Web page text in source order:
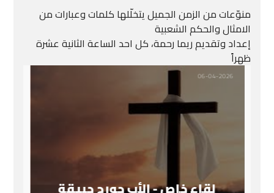
منوّعات من الزمن الجميل يتخلّلها كلمات وعبارات من
الامثال والحكم الشعبية
إعداد وتقديم ريما رحمة، كل احد الساعة الثانية عشرة
ظهراً
لقاء خاص - الأب جورج حبيقة
06-04-2026